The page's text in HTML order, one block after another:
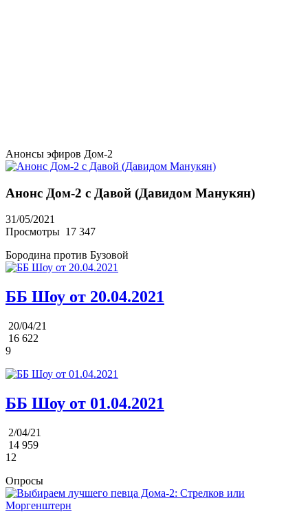
Анонсы эфиров Дом-2
Анонс Дом-2 с Давой (Давидом Манукян)
31/05/2021
Просмотры 17 347
Бородина против Бузовой
ББ Шоу от 20.04.2021
20/04/21
16 622
9
ББ Шоу от 01.04.2021
2/04/21
14 959
12
Опросы